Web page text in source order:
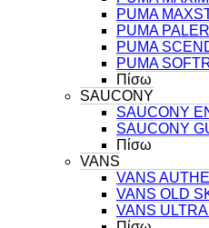
PUMA
PUMA
PUMA
PUMA
Πίσω
SAUCONY
SAUCONY
SAUCONY
Πίσω
VANS
VANS
VANS OLD
VANS